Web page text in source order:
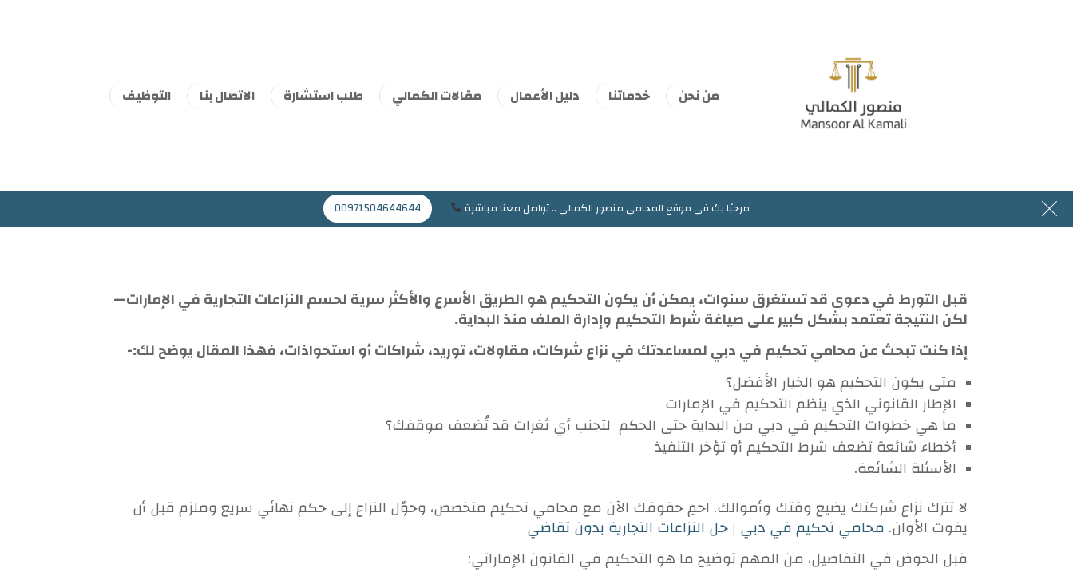
من نحن خدماتنا دليل الأعمال مقالات الكمالي طلب استشارة الاتصال بنا التوظيف
مرحبًا بك في موقع المحامي منصور الكمالي .. تواصل معنا مباشرة 00971504644644 00971504644644
Mansoor@jaflaws.com
قبل التورط في دعوى قد تستغرق سنوات، يمكن أن يكون التحكيم هو الطريق الأسرع والأكثر سرية لحسم النزاعات التجارية في الإمارات—
لكن النتيجة تعتمد بشكل كبير على صياغة شرط التحكيم وإدارة الملف منذ البداية.
إذا كنت تبحث عن محامي تحكيم في دبي لمساعدتك في نزاع شركات، مقاولات، توريد، شراكات أو استحواذات، فهذا المقال يوضح لك:-
متى يكون التحكيم هو الخيار الأفضل؟
الإطار القانوني الذي ينظم التحكيم في الإمارات
ما هي خطوات التحكيم في دبي من البداية حتى الحكم لتجنب أي ثغرات قد تُضعف موقفك؟
أخطاء شائعة تضعف شرط التحكيم أو تؤخر التنفيذ
الأسئلة الشائعة.
لا تترك نزاع شركتك يضيع وقتك وأموالك. احمِ حقوقك الآن مع محامي تحكيم متخصص، وحوّل النزاع إلى حكم نهائي سريع وملزم قبل أن
يفوت الأوان. محامي تحكيم في دبي | حل النزاعات التجارية بدون تقاضي
قبل الخوض في التفاصيل، من المهم توضيح ما هو التحكيم في القانون الإماراتي: